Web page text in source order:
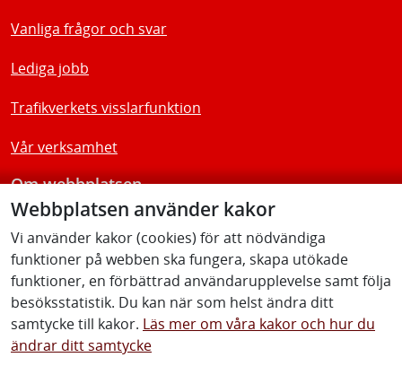
Webbplatsen använder kakor
Vi använder kakor (cookies) för att nödvändiga
funktioner på webben ska fungera, skapa utökade
funktioner, en förbättrad användarupplevelse samt följa
besöksstatistik. Du kan när som helst ändra ditt
samtycke till kakor. Läs mer om våra kakor och hur du
ändrar ditt samtycke
Vanliga frågor och svar
Lediga jobb
Trafikverkets visslarfunktion
Vår verksamhet
Om webbplatsen
Tillgänglighetsredogörelse
Följ oss
Facebook Youtube